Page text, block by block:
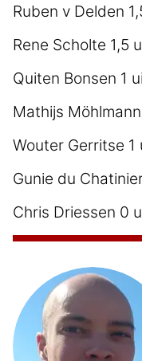
Ruben v Delden
Rene Scholte 1,5
Quiten Bonsen 1
Mathijs
Wouter Gerritse 1
Gunie du
Chris Driessen 0